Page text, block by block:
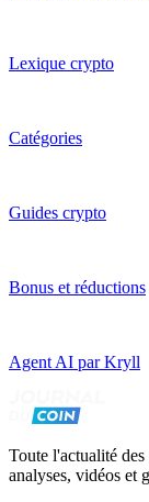
Lexique crypto
Catégories
Guides crypto
Bonus et réductions
Agent AI par Kryll
Toute l'actualité
analyses, vidéos et